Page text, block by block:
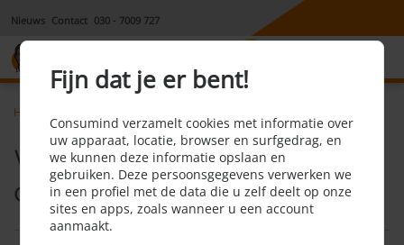
Nieuws Contact 030 - 7009 727
Home
Wat is een
opstalverzekering?
Fijn dat je er bent!
Consumind verzamelt cookies met informatie over
uw apparaat, locatie, browser en surfgedrag, en
we kunnen deze informatie opslaan en
gebruiken. Deze persoonsgegevens verwerken we
in een profiel met de data die u zelf deelt op onze
sites en apps, zoals wanneer u een account
aanmaakt.